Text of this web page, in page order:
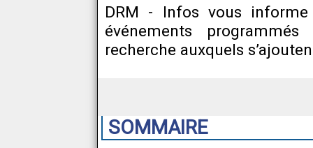
DRM - Infos vous
événements
recherche auxquels
SOMMAIRE